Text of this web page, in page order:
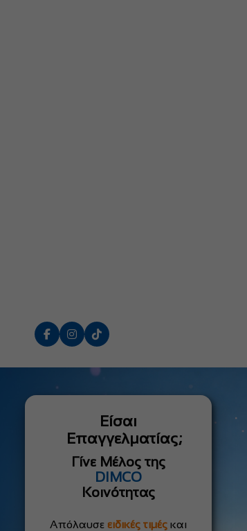
Είσαι
Επαγγελματίας;
Γίνε Μέλος της
DIMCO
Κοινότητας
Απόλαυσε ειδικές τιμές και